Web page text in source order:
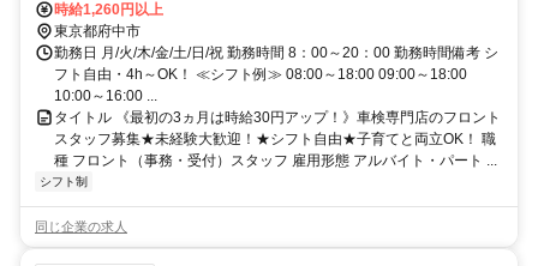
時給1,260円以上
東京都府中市
勤務日 月/火/木/金/土/日/祝 勤務時間 8：00～20：00 勤務時間備考 シ
フト自由・4h～OK！ ≪シフト例≫ 08:00～18:00 09:00～18:00
10:00～16:00 ...
タイトル 《最初の3ヵ月は時給30円アップ！》車検専門店のフロント
スタッフ募集★未経験大歓迎！★シフト自由★子育てと両立OK！ 職
種 フロント（事務・受付）スタッフ 雇用形態 アルバイト・パート ...
シフト制
同じ企業の求人